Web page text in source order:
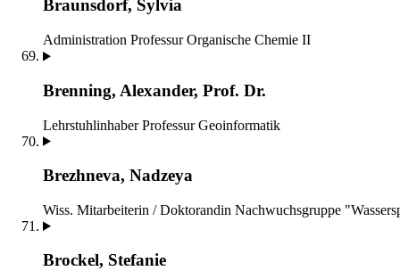
Braunsdorf, Sylvia
Administration Professur Organische Chemie II
Brenning, Alexander, Prof. Dr.
Lehrstuhlinhaber Professur Geoinformatik
Brezhneva, Nadzeya
Wiss. Mitarbeiterin / Doktorandin Nachwuchsgruppe
Brockel, Stefanie